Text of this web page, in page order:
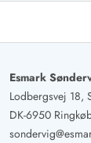
Esmark
Lodbergsvej 18,
DK-6950